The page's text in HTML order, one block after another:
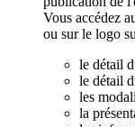
Vous accédez
ou sur le logo
le détail
le détail
les
la